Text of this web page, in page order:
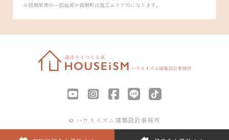
相模原市の一部地域や箱根町は施工エリア外になります。
© ハウスイズム建築設計事務所